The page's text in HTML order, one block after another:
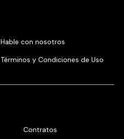
Hable con nosotros
Términos y Condiciones de Uso
Contratos